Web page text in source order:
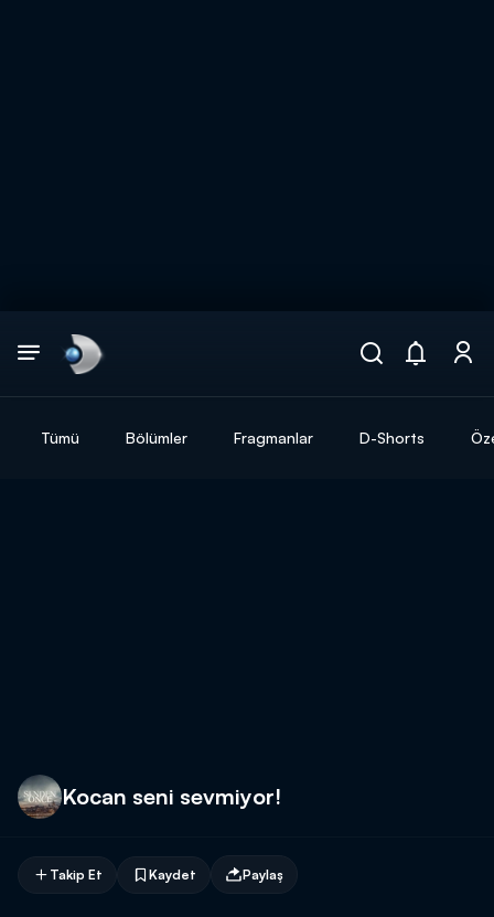
Tümü Bölümler Fragmanlar D-Shorts
Kocan seni sevmiyor!
Takip Et Kaydet Paylaş